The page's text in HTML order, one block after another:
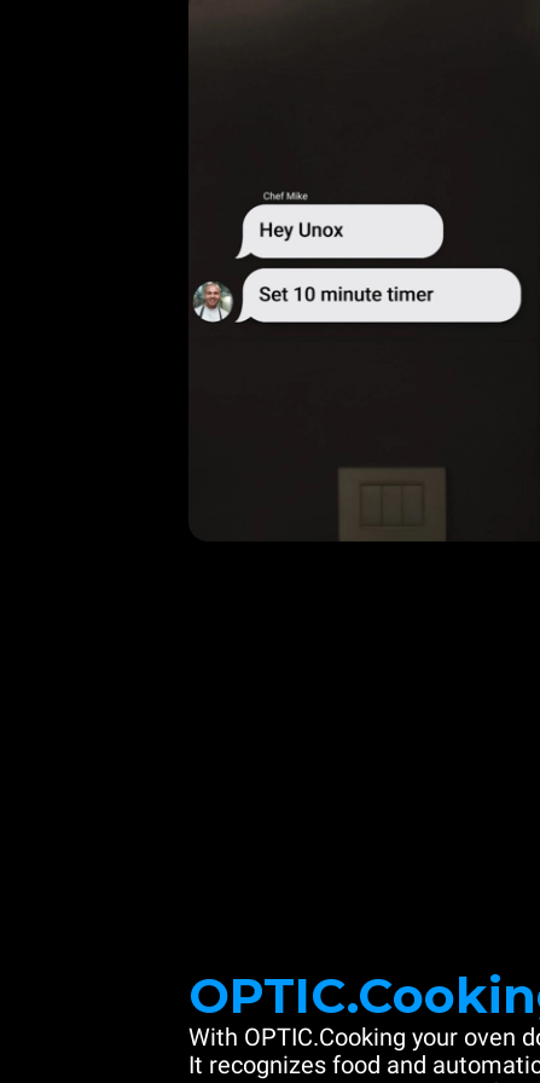
With OPTIC.Cooking your oven
It recognizes food and